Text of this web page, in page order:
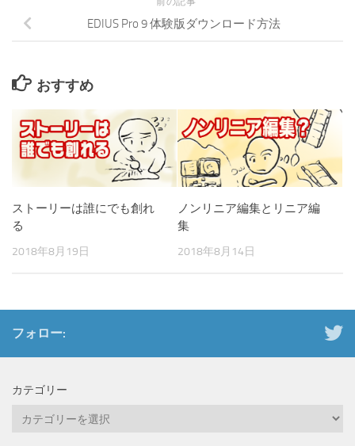
EDIUS Pro 9 体験版ダウンロード方法
おすすめ
ストーリーは誰にでも創れ
る
2018年8月19日
ノンリニア編集とリニア編
集
2018年8月14日
フォロー:
カテゴリー